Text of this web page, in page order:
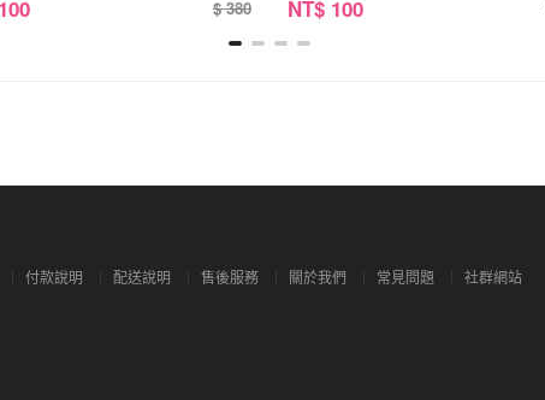
$ 380 NT$ 100
付款說明 配送說明 售後服務 關於我們 常見問題 社群網站